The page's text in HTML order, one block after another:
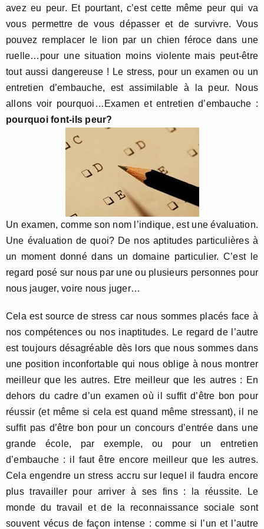
avez eu peur. Et pourtant, c’est cette même peur qui va
vous permettre de vous dépasser et de survivre. Vous
pouvez remplacer le lion par un chien féroce dans une
ruelle…pour une situation moins violente mais peut-être
tout aussi dangereuse ! Le stress, pour un examen ou un
entretien d’embauche, est assimilable à la peur. Nous
allons voir pourquoi…Examen et entretien d’embauche :
pourquoi font-ils peur?
Un examen, comme son nom l’indique, est une évaluation.
Une évaluation de quoi? De nos aptitudes particulières à
un moment donné dans un domaine particulier. C’est le
regard posé sur nous par une ou plusieurs personnes pour
nous jauger, voire nous juger…
Cela est source de stress car nous sommes placés face à
nos compétences ou nos inaptitudes. Le regard de l’autre
est toujours désagréable dès lors que nous sommes dans
une position inconfortable qui nous oblige à nous montrer
meilleur que les autres. Etre meilleur que les autres : En
dehors du cadre d’un examen où il suffit d’être bon pour
réussir (et même si cela est quand même stressant), il ne
suffit pas d’être bon pour un concours d’entrée dans une
grande école, par exemple, ou pour un entretien
d’embauche : il faut être encore meilleur que les autres.
Cela engendre un stress accru sur lequel il faudra encore
plus travailler pour arriver à ses fins : la réussite. Le
monde du travail et de la reconnaissance sociale sont
souvent vécus de façon intense : comme si l’un et l’autre